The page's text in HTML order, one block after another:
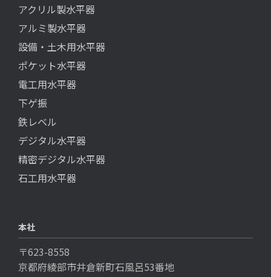
アクリル製水平器
アルミ製水平器
設備・土木用水平器
ポケット水平器
電工用水平器
下ゲ振
鉄レベル
デジタル水平器
精密デジタル水平器
石工用水平器
本社
〒623-8558
京都府綾部市井倉新町石風呂53番地